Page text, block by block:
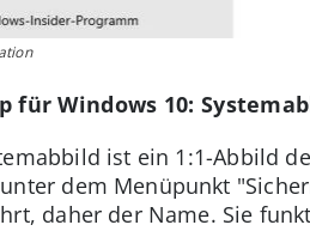
für Windows 10:
ist ein 1:1-Abbild
dem Menüpunkt
daher der Name. Sie